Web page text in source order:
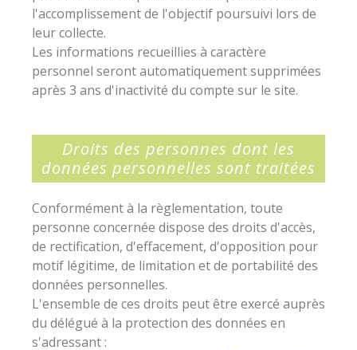
l'accomplissement de l'objectif poursuivi lors de
leur collecte.
Les informations recueillies à caractère
personnel seront automatiquement supprimées
après 3 ans d'inactivité du compte sur le site.
Droits des personnes dont les
données personnelles sont traitées
Conformément à la règlementation, toute
personne concernée dispose des droits d'accès,
de rectification, d'effacement, d'opposition pour
motif légitime, de limitation et de portabilité des
données personnelles.
L'ensemble de ces droits peut être exercé auprès
du délégué à la protection des données en
s'adressant :